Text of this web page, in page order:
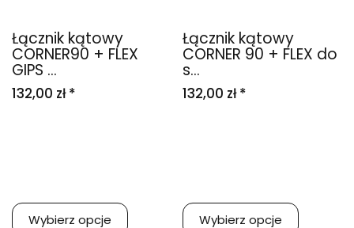
Łącznik kątowy
CORNER90 + FLEX
GIPS ...
132,00 zł *
Wybierz opcje
Łącznik kątowy
CORNER 90 + FLEX do
s...
132,00 zł *
Wybierz opcje